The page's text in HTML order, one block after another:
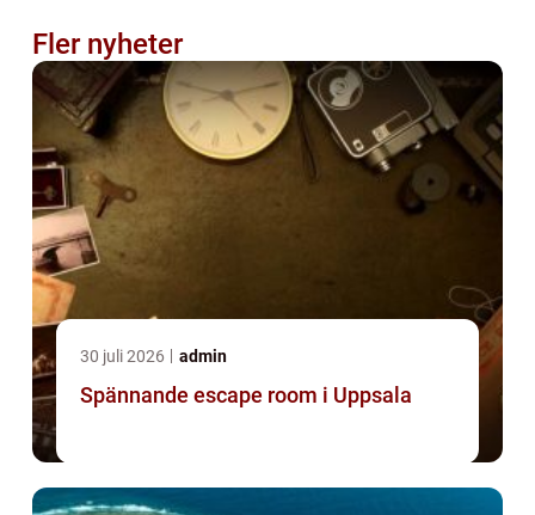
Fler nyheter
30 juli 2026 admin
Spännande escape room i Uppsala